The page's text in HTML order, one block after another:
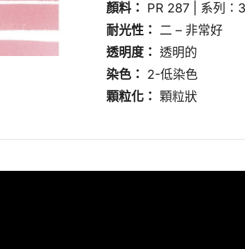
顏料：
PR 287 | 系列：
耐光性：
二 – 非常好
透明度： 透明的
染色：
2-低染色
顆粒化： 顆粒狀